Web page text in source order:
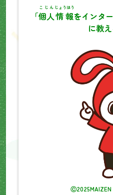
「個人
こじん
情報
じょうほう
をインタ
に教え
Ⓒ2025MAIZEN